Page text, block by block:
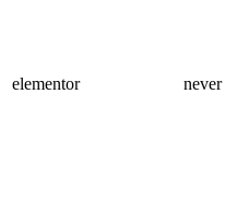
elementor never